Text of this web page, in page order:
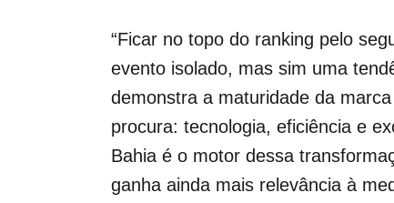
“Ficar no topo do ranking pelo
evento isolado, mas sim uma
demonstra a maturidade da
procura: tecnologia, eficiência e
Bahia é o motor dessa
ganha ainda mais relevância à